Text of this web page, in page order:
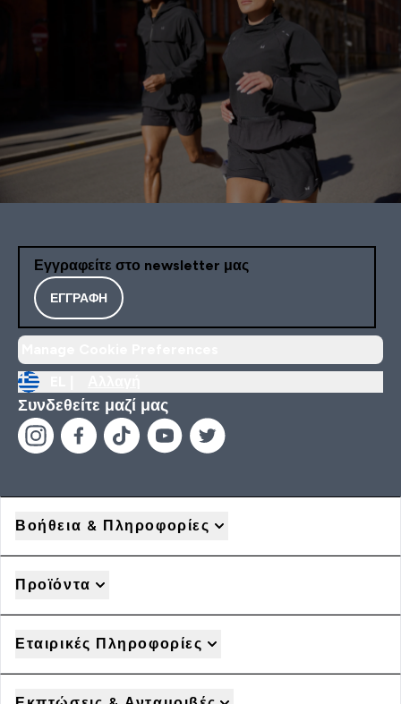
Εγγραφείτε στο newsletter μας
ΕΓΓΡΑΦΉ
Συνδεθείτε μαζί μας
Βοήθεια & Πληροφορίες
Προϊόντα
Εταιρικές Πληροφορίες